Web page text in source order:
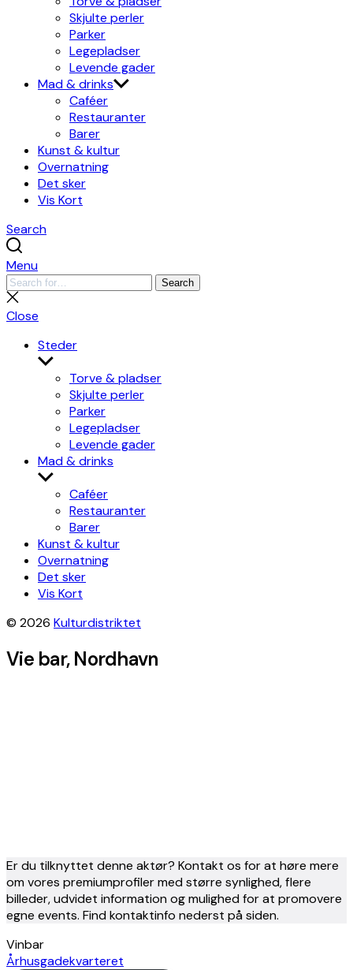
Skjulte perler
Parker
Legepladser
Levende gader
Mad & drinks
Caféer
Restauranter
Barer
Kunst & kultur
Overnatning
Det sker
Vis Kort
Search
Menu
Search
for:
Search
Close
search
Close
Steder
Show
sub
menu
Torve & pladser
Skjulte perler
Parker
Legepladser
Levende gader
Mad & drinks
Show
sub
menu
Caféer
Restauranter
Barer
Kunst & kultur
Overnatning
Det sker
Vis Kort
© 2026 Kulturdistriktet
Vie bar, Nordhavn
Leaflet|©OpenStreetMapcontributors, Tiles style by
Er du tilknyttet denne aktør? Kontakt os for at høre mere
om vores premiumprofiler med større synlighed, flere
billeder, udvidet information og mulighed for at promovere
egne events. Find kontaktinfo nederst på siden.
Vinbar
Århusgadekvarteret